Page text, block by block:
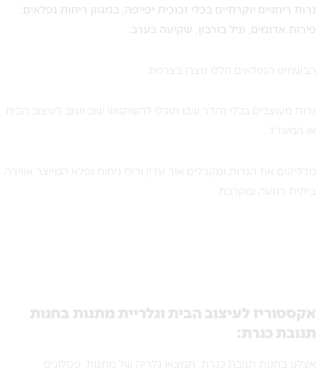
נרות ריחניים יוקרתיים בכלי זכוכית יפייפה, במגוון ריחות נפלאים:
פירות אדומים, וניל בורבון, שקיעה בערב.
הבשמים הנפלאים הללו נוצרו בצרפת.
נרות מעוצבים בכלי נהדר שבו תוכלו להשתמש שוב ושוב לעיצוב הבית
או המשרד.
מדליקים את הנרות ומקבלים אור עדין וריח ניחוח נפלא המייצר אווירה
ביתית רגועה ומקרבת.
אקססוריז לעיצוב הבית וגלריית מתנות בחנות
תנובת כנרת:
אצלנו בחנות תנובת כנרת, תמצאו גלריה של מתנות, פסלונים